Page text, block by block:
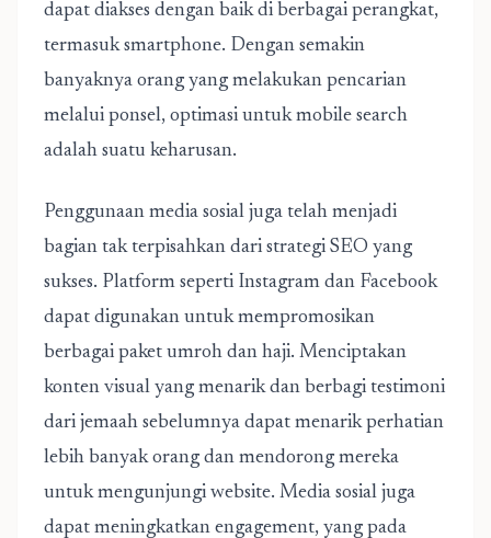
dapat diakses dengan baik di berbagai perangkat,
termasuk smartphone. Dengan semakin
banyaknya orang yang melakukan pencarian
melalui ponsel, optimasi untuk mobile search
adalah suatu keharusan.
Penggunaan media sosial juga telah menjadi
bagian tak terpisahkan dari strategi SEO yang
sukses. Platform seperti Instagram dan Facebook
dapat digunakan untuk mempromosikan
berbagai paket umroh dan haji. Menciptakan
konten visual yang menarik dan berbagi testimoni
dari jemaah sebelumnya dapat menarik perhatian
lebih banyak orang dan mendorong mereka
untuk mengunjungi website. Media sosial juga
dapat meningkatkan engagement, yang pada